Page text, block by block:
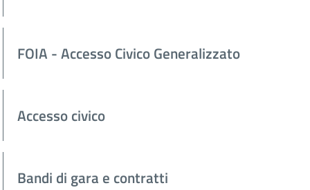
FOIA - Accesso Civico Generalizzato
Accesso civico
Bandi di gara e contratti